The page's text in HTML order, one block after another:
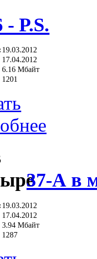
- P.S.
19.03.2012
17.04.2012
6.16 Мбайт
1201
37-А в
19.03.2012
17.04.2012
3.94 Мбайт
1287